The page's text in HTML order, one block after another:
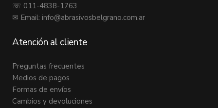
☏ 011-4838-1763
✉ Email: info@abrasivosbelgrano.com.ar
Atención al cliente
Preguntas frecuentes
Medios de pagos
Formas de envíos
Cambios y devoluciones